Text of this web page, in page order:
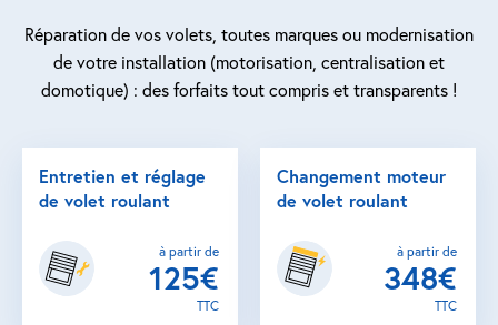
Réparation de vos volets, toutes marques ou modernisation
de votre installation (motorisation, centralisation et
domotique) : des forfaits tout compris et transparents !
Entretien et réglage
de volet roulant
à partir de
125€
TTC
Changement moteur
de volet roulant
à partir de
348€
TTC